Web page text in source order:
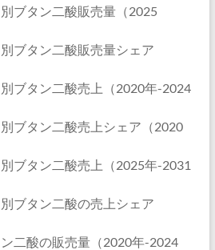
ブタン二酸販売量（2025
ブタン二酸販売量シェア
ブタン二酸売上（2020年-2024
ブタン二酸売上シェア（2020
ブタン二酸売上（2025年-2031
ブタン二酸の売上シェア
二酸の販売量（2020年-2024